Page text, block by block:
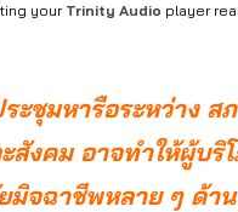
your Trinity Audio player
ะชุมหารือระหว่าง ส
สังคม อาจทำให้ผู้บริ
มิจฉาชีพหลาย ๆ ด้า